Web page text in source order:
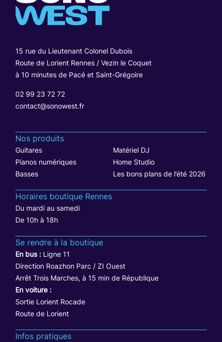
15 rue du Lieutenant Colonel Dubois
Route de Lorient Rennes / Vezin le Coquet
à 10 minutes de Pacé et Saint-Grégoire
02 99 23 72 72
contact@sonowest.fr
Nos produits
Guitares
Matériel DJ
Pianos numériques
Home Studio
Basses
Les bons plans de l’été 2026
Horaires boutique Rennes
Du mardi au samedi
De 10h à 18h
Se rendre à la boutique
En bus : Ligne 11
Direction Roazhon Parc / ZI Ouest
Arrêt Trois Marches, à 15 min de République
En voiture :
Sortie Lorient Rocade
Route de Lorient
Infos pratiques